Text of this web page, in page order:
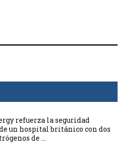
refuerza la seguridad
un hospital británico con dos
de ...